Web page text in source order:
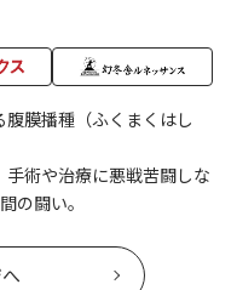
膜播種（ふくまくはし
術や治療に悪戦苦闘しな
の闘い。